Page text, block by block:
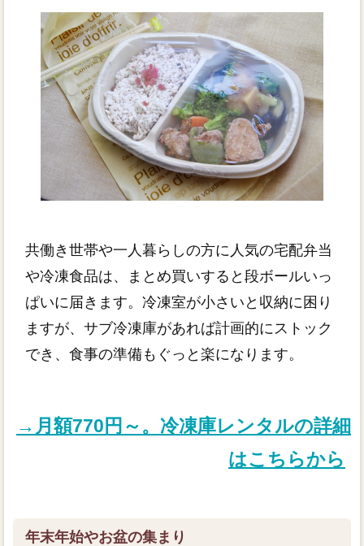
共働き世帯や一人暮らしの方に人気の宅配弁当
や冷凍食品は、まとめ買いすると段ボールいっ
ぱいに届きます。冷凍室が小さいと収納に困り
ますが、サブ冷凍庫があれば計画的にストック
でき、食事の準備もぐっと楽になります。
→月額770円～。冷凍庫レンタルの詳細
はこちらから
年末年始やお盆の集まり